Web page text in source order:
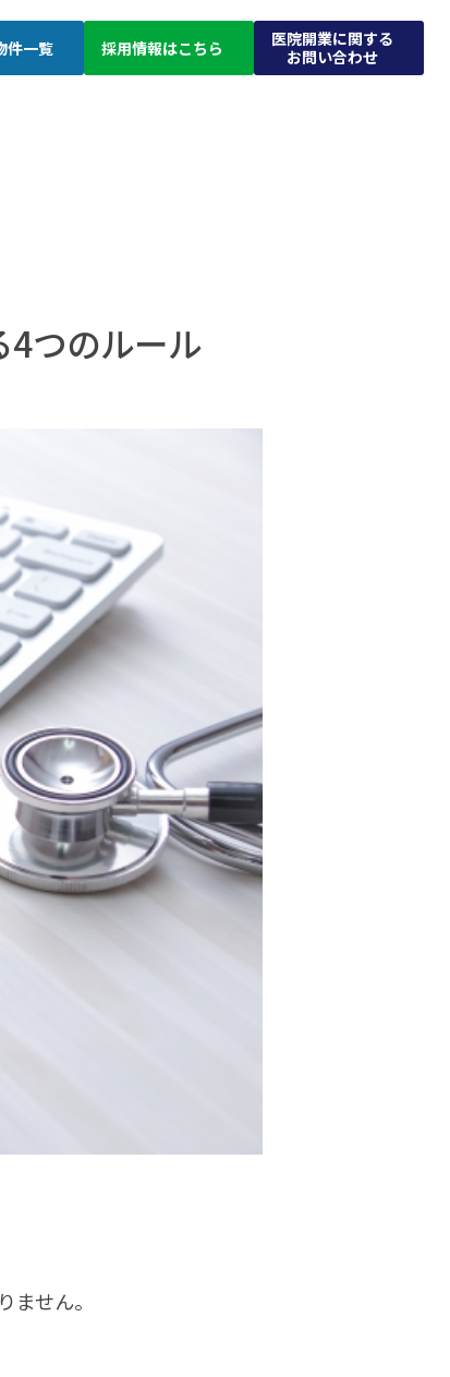
件一覧 採用情報はこちら
医院開業に関する
お問い合わせ
4つのルール
せん。